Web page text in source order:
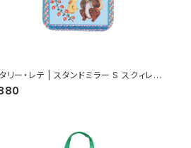
リー・レテ | スタンドミラー S スクィレ
BL | Stand Mirror S Squirrel-BL